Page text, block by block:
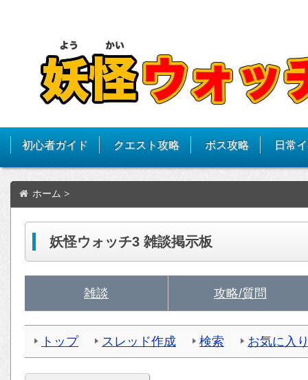
初心者ガイド クエスト攻略 ボス攻略 日常
ホーム >
妖怪ウォッチ3 雑談掲示板
雑談 攻略/質問
トップ スレッド作成 検索 お気に入